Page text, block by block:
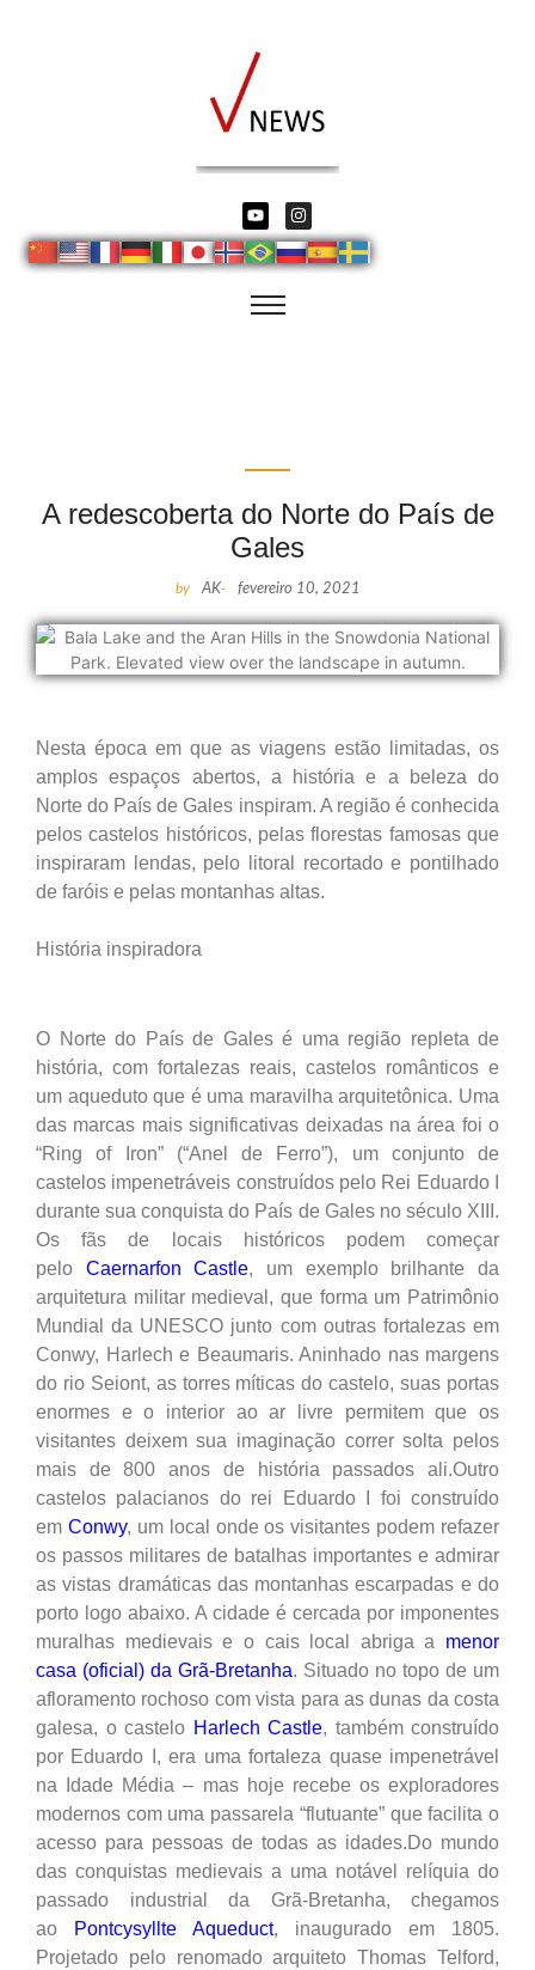
A redescoberta do Norte do País de
Gales
by AK- fevereiro 10, 2021
Nesta época em que as viagens estão limitadas, os
amplos espaços abertos, a história e a beleza do
Norte do País de Gales inspiram. A região é conhecida
pelos castelos históricos, pelas florestas famosas que
inspiraram lendas, pelo litoral recortado e pontilhado
de faróis e pelas montanhas altas.
História inspiradora
O Norte do País de Gales é uma região repleta de
história, com fortalezas reais, castelos românticos e
um aqueduto que é uma maravilha arquitetônica. Uma
das marcas mais significativas deixadas na área foi o
“Ring of Iron” (“Anel de Ferro”), um conjunto de
castelos impenetráveis construídos pelo Rei Eduardo I
durante sua conquista do País de Gales no século XIII.
Os fãs de locais históricos podem começar
pelo Caernarfon Castle, um exemplo brilhante da
arquitetura militar medieval, que forma um Patrimônio
Mundial da UNESCO junto com outras fortalezas em
Conwy, Harlech e Beaumaris. Aninhado nas margens
do rio Seiont, as torres míticas do castelo, suas portas
enormes e o interior ao ar livre permitem que os
visitantes deixem sua imaginação correr solta pelos
mais de 800 anos de história passados ali.Outro
castelos palacianos do rei Eduardo I foi construído
em Conwy, um local onde os visitantes podem refazer
os passos militares de batalhas importantes e admirar
as vistas dramáticas das montanhas escarpadas e do
porto logo abaixo. A cidade é cercada por imponentes
muralhas medievais e o cais local abriga a menor
casa (oficial) da Grã-Bretanha. Situado no topo de um
afloramento rochoso com vista para as dunas da costa
galesa, o castelo Harlech Castle, também construído
por Eduardo I, era uma fortaleza quase impenetrável
na Idade Média – mas hoje recebe os exploradores
modernos com uma passarela “flutuante” que facilita o
acesso para pessoas de todas as idades.Do mundo
das conquistas medievais a uma notável relíquia do
passado industrial da Grã-Bretanha, chegamos
ao
Pontcysyllte Aqueduct, inaugurado em 1805.
Projetado pelo renomado arquiteto Thomas Telford,